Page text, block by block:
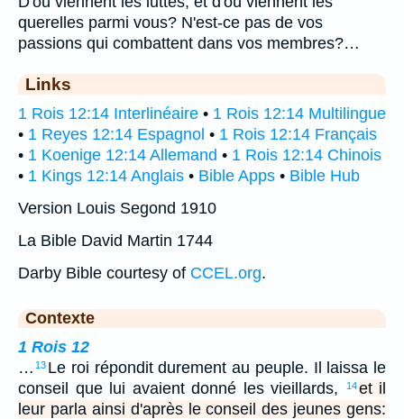
querelles parmi vous? N'est-ce pas de vos
passions qui combattent dans vos membres?…
Links
1 Rois 12:14 Interlinéaire • 1 Rois 12:14 Multilingue
• 1 Reyes 12:14 Espagnol • 1 Rois 12:14 Français
• 1 Koenige 12:14 Allemand • 1 Rois 12:14 Chinois
• 1 Kings 12:14 Anglais • Bible Apps • Bible Hub
Version Louis Segond 1910
La Bible David Martin 1744
Darby Bible courtesy of CCEL.org.
Contexte
1 Rois 12
… 13 Le roi répondit durement au peuple. Il laissa le
conseil que lui avaient donné les vieillards,
14 et il
leur parla ainsi d'après le conseil des jeunes gens: